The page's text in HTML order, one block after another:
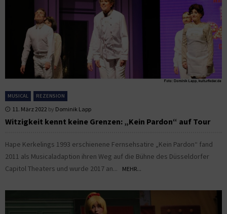
MUSICAL REZENSION
11. März 2022 by Dominik Lapp
Witzigkeit kennt keine Grenzen: „Kein Pardon“ auf Tour
Hape Kerkelings 1993 erschienene Fernsehsatire „Kein Pardon“ fand
2011 als Musicaladaption ihren Weg auf die Bühne des Düsseldorfer
Capitol Theaters und wurde 2017 an...
MEHR...